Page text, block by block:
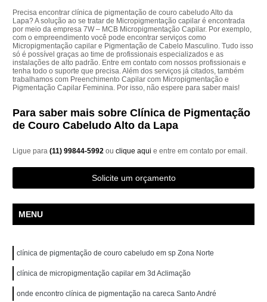
Precisa encontrar clínica de pigmentação de couro cabeludo Alto da
Lapa? A solução ao se tratar de Micropigmentação capilar é encontrada
por meio da empresa 7W – MCB Micropigmentação Capilar. Por exemplo,
com o empreendimento você pode encontrar serviços como
Micropigmentação capilar e Pigmentação de Cabelo Masculino. Tudo isso
só é possível graças ao time de profissionais especializados e as
instalações de alto padrão. Entre em contato com nossos profissionais e
tenha todo o suporte que precisa. Além dos serviços já citados, também
trabalhamos com Preenchimento Capilar com Micropigmentação e
Pigmentação Capilar Feminina. Por isso, não espere para saber mais!
Para saber mais sobre Clínica de Pigmentação
de Couro Cabeludo Alto da Lapa
Ligue para(11) 99844-5992ouclique aqui e entre em contato por email.
Solicite um orçamento
MENU
clínica de pigmentação de couro cabeludo em sp Zona Norte
clínica de micropigmentação capilar em 3d Aclimação
onde encontro clínica de pigmentação na careca Santo André